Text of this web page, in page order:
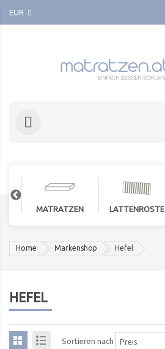
EUR
MATRATZEN LATTENROSTE
Home Markenshop Hefel
HEFEL
Sortieren nach